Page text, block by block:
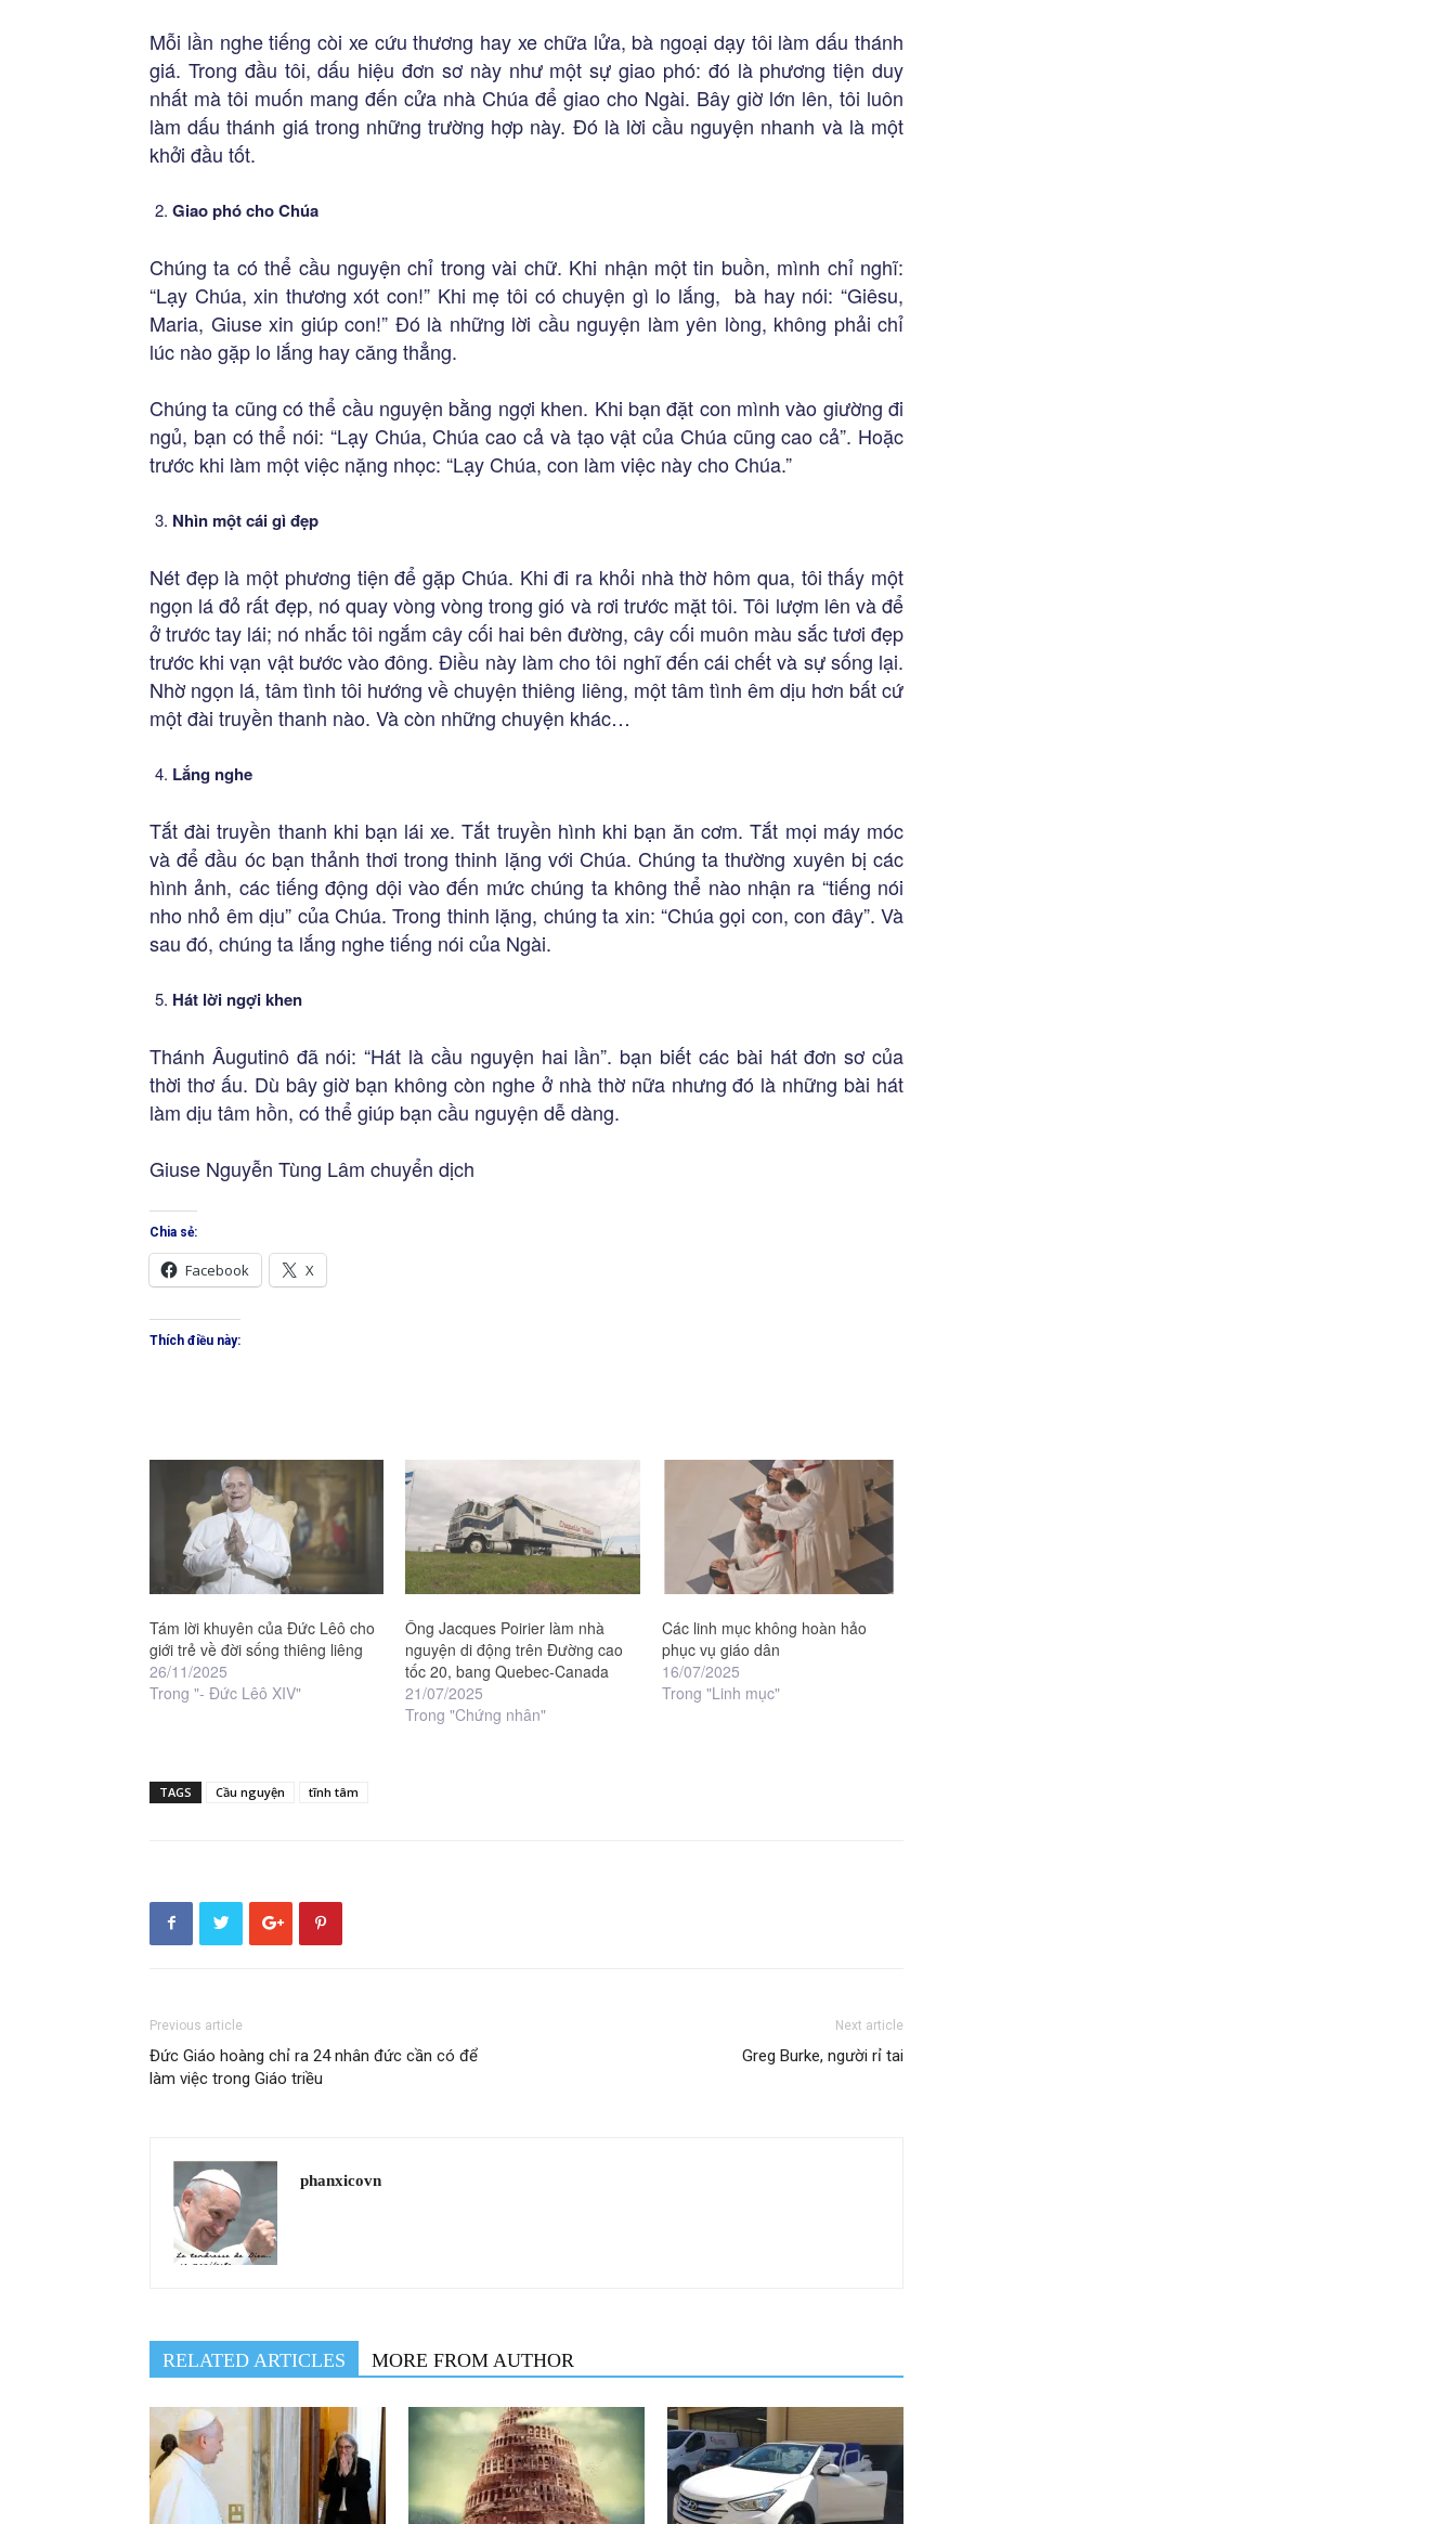
Mỗi lần nghe tiếng còi xe cứu thương hay xe chữa lửa, bà ngoại dạy tôi làm dấu thánh
giá. Trong đầu tôi, dấu hiệu đơn sơ này như một sự giao phó: đó là phương tiện duy
nhất mà tôi muốn mang đến cửa nhà Chúa để giao cho Ngài. Bây giờ lớn lên, tôi luôn
làm dấu thánh giá trong những trường hợp này. Đó là lời cầu nguyện nhanh và là một
khởi đầu tốt.
Giao phó cho Chúa
Chúng ta có thể cầu nguyện chỉ trong vài chữ. Khi nhận một tin buồn, mình chỉ nghĩ:
“Lạy Chúa, xin thương xót con!” Khi mẹ tôi có chuyện gì lo lắng, bà hay nói: “Giêsu,
Maria, Giuse xin giúp con!” Đó là những lời cầu nguyện làm yên lòng, không phải chỉ
lúc nào gặp lo lắng hay căng thẳng.
Chúng ta cũng có thể cầu nguyện bằng ngợi khen. Khi bạn đặt con mình vào giường đi
ngủ, bạn có thể nói: “Lạy Chúa, Chúa cao cả và tạo vật của Chúa cũng cao cả”. Hoặc
trước khi làm một việc nặng nhọc: “Lạy Chúa, con làm việc này cho Chúa.”
Nhìn một cái gì đẹp
Nét đẹp là một phương tiện để gặp Chúa. Khi đi ra khỏi nhà thờ hôm qua, tôi thấy một
ngọn lá đỏ rất đẹp, nó quay vòng vòng trong gió và rơi trước mặt tôi. Tôi lượm lên và để
ở trước tay lái; nó nhắc tôi ngắm cây cối hai bên đường, cây cối muôn màu sắc tươi đẹp
trước khi vạn vật bước vào đông. Điều này làm cho tôi nghĩ đến cái chết và sự sống lại.
Nhờ ngọn lá, tâm tình tôi hướng về chuyện thiêng liêng, một tâm tình êm dịu hơn bất cứ
một đài truyền thanh nào. Và còn những chuyện khác…
Lắng nghe
Tắt đài truyền thanh khi bạn lái xe. Tắt truyền hình khi bạn ăn cơm. Tắt mọi máy móc
và để đầu óc bạn thảnh thơi trong thinh lặng với Chúa. Chúng ta thường xuyên bị các
hình ảnh, các tiếng động dội vào đến mức chúng ta không thể nào nhận ra “tiếng nói
nho nhỏ êm dịu” của Chúa. Trong thinh lặng, chúng ta xin: “Chúa gọi con, con đây”. Và
sau đó, chúng ta lắng nghe tiếng nói của Ngài.
Hát lời ngợi khen
Thánh Âugutinô đã nói: “Hát là cầu nguyện hai lần”. bạn biết các bài hát đơn sơ của
thời thơ ấu. Dù bây giờ bạn không còn nghe ở nhà thờ nữa nhưng đó là những bài hát
làm dịu tâm hồn, có thể giúp bạn cầu nguyện dễ dàng.
Giuse Nguyễn Tùng Lâm chuyển dịch
Chia sẻ:
Facebook X
Thích điều này:
Tám lời khuyên của Đức Lêô cho
giới trẻ về đời sống thiêng liêng
26/11/2025
Trong "- Đức Lêô XIV"
Ông Jacques Poirier làm nhà
nguyện di động trên Đường cao
tốc 20, bang Quebec-Canada
21/07/2025
Trong "Chứng nhân"
Các linh mục không hoàn hảo
phục vụ giáo dân
16/07/2025
Trong "Linh mục"
TAGS Cầu nguyện tĩnh tâm
Previous article
Đức Giáo hoàng chỉ ra 24 nhân đức cần có để
làm việc trong Giáo triều
Next article
Greg Burke, người rỉ tai
phanxicovn
RELATED ARTICLES MORE FROM AUTHOR